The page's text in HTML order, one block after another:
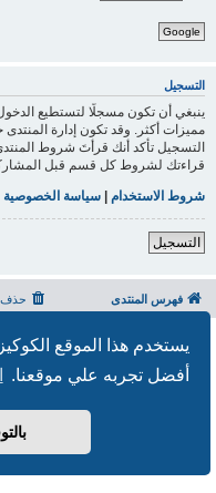
يستخدم هذا الموقع
أفضل تجربه علي موقعنا.
Google
التسجيل
ينبغي أن تكون مسجلًا لتستطيع
مميزات أكثر. وقد تكون إدارة
التسجيل تأكد أنك قرأتَ شروط
قراءتك لشروط كل قسم قبل
شروط الاستخدام | سياسة الخصوصية
التسجيل
فهرس المنتدى حذف
بدعم من phpBB
® Forum Software © phpBB Limited
الترجمة